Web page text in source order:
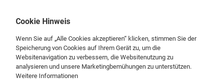
Cookie Hinweis
Wenn Sie auf „Alle Cookies akzeptieren“ klicken, stimmen Sie der
Speicherung von Cookies auf Ihrem Gerät zu, um die
Websitenavigation zu verbessern, die Websitenutzung zu
analysieren und unsere Marketingbemühungen zu unterstützen.
Weitere Informationen